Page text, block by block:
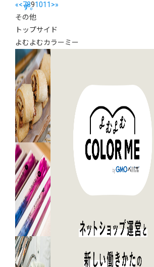
す。
«<7891011 >»
その他
トップサイド
よむよむカラーミー